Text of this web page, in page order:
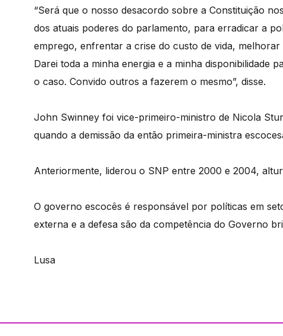
“Será que o nosso desacordo sobre a Constituição
dos atuais poderes do parlamento, para erradicar a
emprego, enfrentar a crise do custo de vida,
Darei toda a minha energia e a minha disponibilidade
o caso. Convido outros a fazerem o mesmo”, disse.
John Swinney foi vice-primeiro-ministro de Nicola
quando a demissão da então primeira-ministra
Anteriormente, liderou o SNP entre 2000 e 2004,
O governo escocês é responsável por políticas em
externa e a defesa são da competência do Governo
Lusa